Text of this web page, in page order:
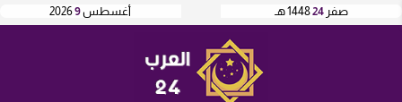
أغسطس9
2026 صفر 241448 هـ